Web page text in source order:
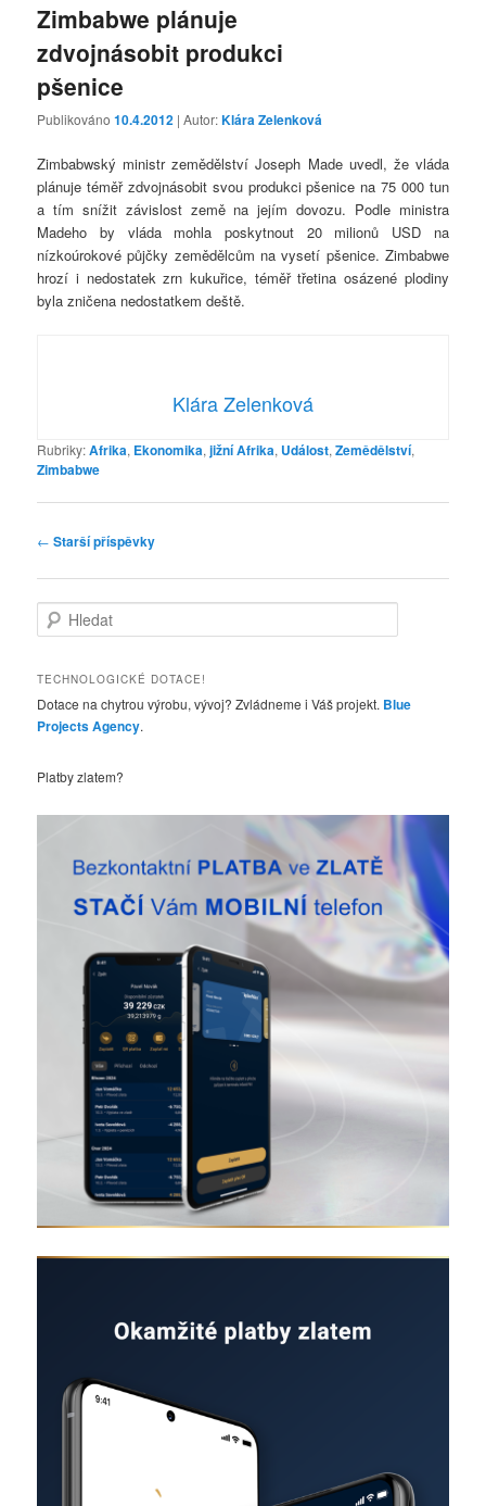
Zimbabwe plánuje
zdvojnásobit produkci
pšenice
Publikováno10.4.2012 | Autor:Klára Zelenková
Zimbabwský ministr zemědělství Joseph Made uvedl, že vláda
plánuje téměř zdvojnásobit svou produkci pšenice na 75 000 tun
a tím snížit závislost země na jejím dovozu. Podle ministra
Madeho by vláda mohla poskytnout 20 milionů USD na
nízkoúrokové půjčky zemědělcům na vysetí pšenice. Zimbabwe
hrozí i nedostatek zrn kukuřice, téměř třetina osázené plodiny
byla zničena nedostatkem deště.
Klára Zelenková
Rubriky:Afrika, Ekonomika,jižní Afrika, Událost,Zemědělství,
Zimbabwe
Navigace
příspěvky
← Starší příspěvky
l
d
t
TECHNOLOGICKÉ DOTACE!
Dotace na chytrou výrobu, vývoj? Zvládneme i Váš projekt. Blue
Projects Agency.
Platby zlatem?